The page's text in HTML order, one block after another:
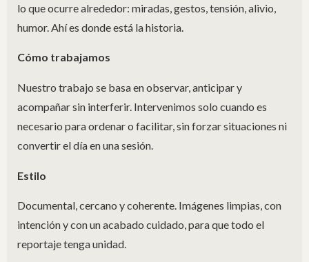
lo que ocurre alrededor: miradas, gestos, tensión, alivio,
humor. Ahí es donde está la historia.
Cómo trabajamos
Nuestro trabajo se basa en observar, anticipar y
acompañar sin interferir. Intervenimos solo cuando es
necesario para ordenar o facilitar, sin forzar situaciones ni
convertir el día en una sesión.
Estilo
Documental, cercano y coherente. Imágenes limpias, con
intención y con un acabado cuidado, para que todo el
reportaje tenga unidad.